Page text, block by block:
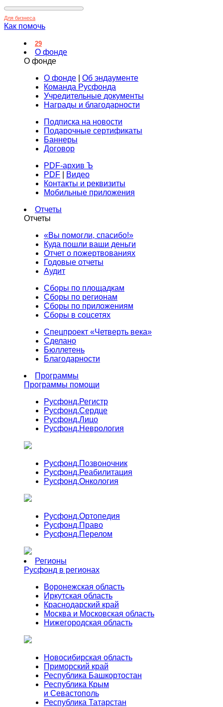
Для бизнеса
Как помочь
29
О фонде
О фонде
О фонде
Об эндаументе
Команда Русфонда
Учредительные документы
Награды и благодарности
Подписка на новости
Подарочные сертификаты
Баннеры
Договор
PDF-архив Ъ
PDF
Видео
Контакты и реквизиты
Мобильные приложения
Отчеты
Отчеты
«Вы помогли, спасибо!»
Куда пошли ваши деньги
Отчет о пожертвованиях
Годовые отчеты
Аудит
Сборы по площадкам
Сборы по регионам
Сборы по приложениям
Сборы в соцсетях
Спецпроект «Четверть века»
Сделано
Бюллетень
Благодарности
Программы
Программы помощи
Русфонд.Регистр
Русфонд.Сердце
Русфонд.Лицо
Русфонд.Неврология
Русфонд.Позвоночник
Русфонд.Реабилитация
Русфонд.Онкология
Русфонд.Ортопедия
Русфонд.Право
Русфонд.Перелом
Регионы
Русфонд в регионах
Воронежская область
Иркутская область
Краснодарский край
Москва и Московская область
Нижегородская область
Новосибирская область
Приморский край
Республика Башкортостан
Республика Крым
и Севастополь
Республика Татарстан